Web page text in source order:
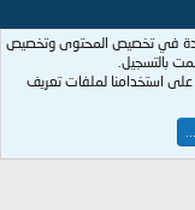
في تخصيص المحتوى وتخصيص
بالتسجيل.
استخدامنا لملفات تعريف